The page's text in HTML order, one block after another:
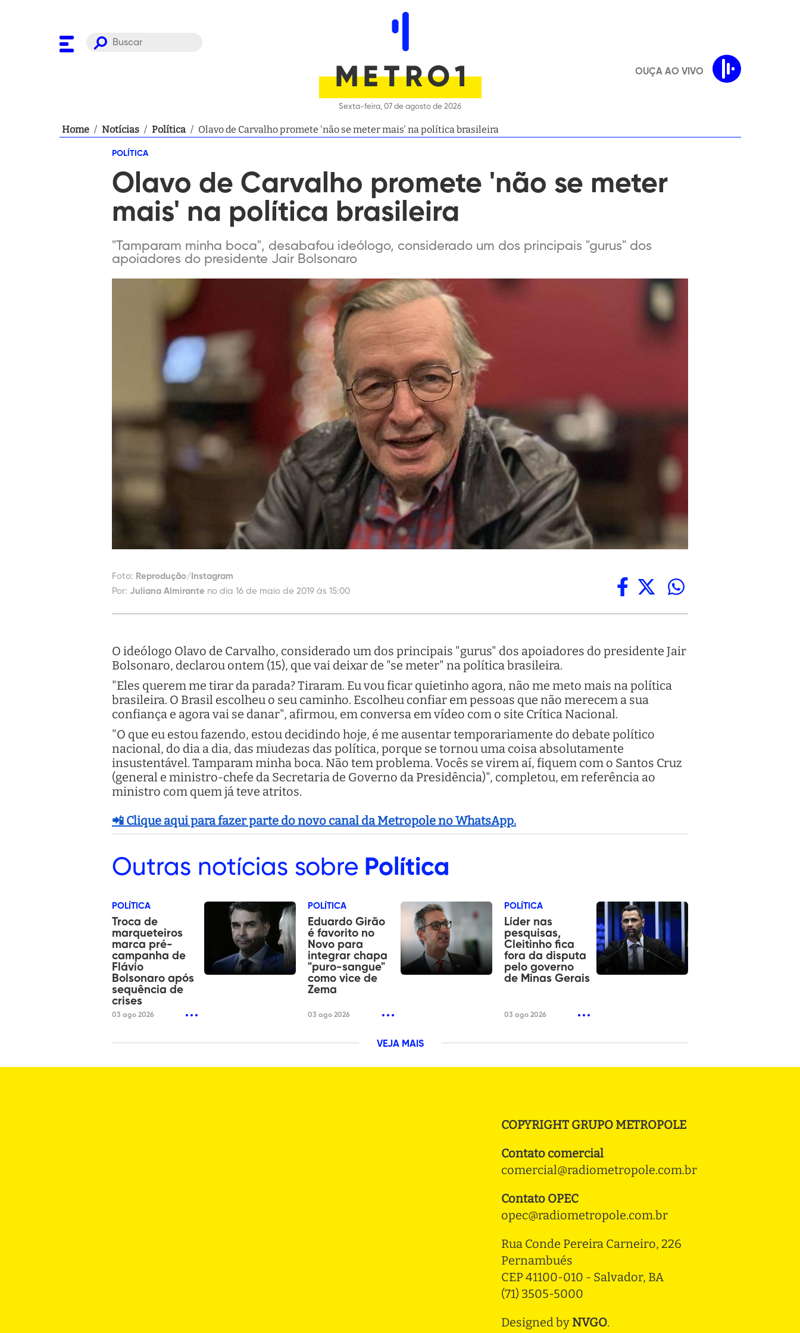
Sexta-feira, 07 de agosto de 2026
OUÇA AO VIVO
Home / Notícias / Política / Olavo de Carvalho promete 'não se meter mais' na política brasileira
POLÍTICA
Olavo de Carvalho promete 'não se meter
mais' na política brasileira
"Tamparam minha boca", desabafou ideólogo, considerado um dos principais "gurus" dos
apoiadores do presidente Jair Bolsonaro
Foto: Reprodução/Instagram
Por: Juliana Almirante no dia 16 de maio de 2019 às 15:00
O ideólogo Olavo de Carvalho, considerado um dos principais "gurus" dos apoiadores do presidente Jair
Bolsonaro, declarou ontem (15), que vai deixar de "se meter" na política brasileira.
"Eles querem me tirar da parada? Tiraram. Eu vou ficar quietinho agora, não me meto mais na política
brasileira. O Brasil escolheu o seu caminho. Escolheu confiar em pessoas que não merecem a sua
confiança e agora vai se danar", afirmou, em conversa em vídeo com o site Crítica Nacional.
"O que eu estou fazendo, estou decidindo hoje, é me ausentar temporariamente do debate político
nacional, do dia a dia, das miudezas das política, porque se tornou uma coisa absolutamente
insustentável. Tamparam minha boca. Não tem problema. Vocês se virem aí, fiquem com o Santos Cruz
(general e ministro-chefe da Secretaria de Governo da Presidência)", completou, em referência ao
ministro com quem já teve atritos.
📲 Clique aqui para fazer parte do novo canal da Metropole no WhatsApp.
Outras notícias sobre Política
POLÍTICA
Troca de
marqueteiros
marca pré-
campanha de
Flávio
Bolsonaro após
sequência de
crises
03 ago 2026
POLÍTICA
Eduardo Girão
é favorito no
Novo para
integrar chapa
"puro-sangue"
como vice de
Zema
03 ago 2026
POLÍTICA
Líder nas
pesquisas,
Cleitinho fica
fora da disputa
pelo governo
de Minas Gerais
03 ago 2026
VEJA MAIS
COPYRIGHT GRUPO METROPOLE
Contato comercial
comercial@radiometropole.com.br
Contato OPEC
opec@radiometropole.com.br
Rua Conde Pereira Carneiro, 226
Pernambués
CEP 41100-010 - Salvador, BA
(71) 3505-5000
Designed by NVGO.